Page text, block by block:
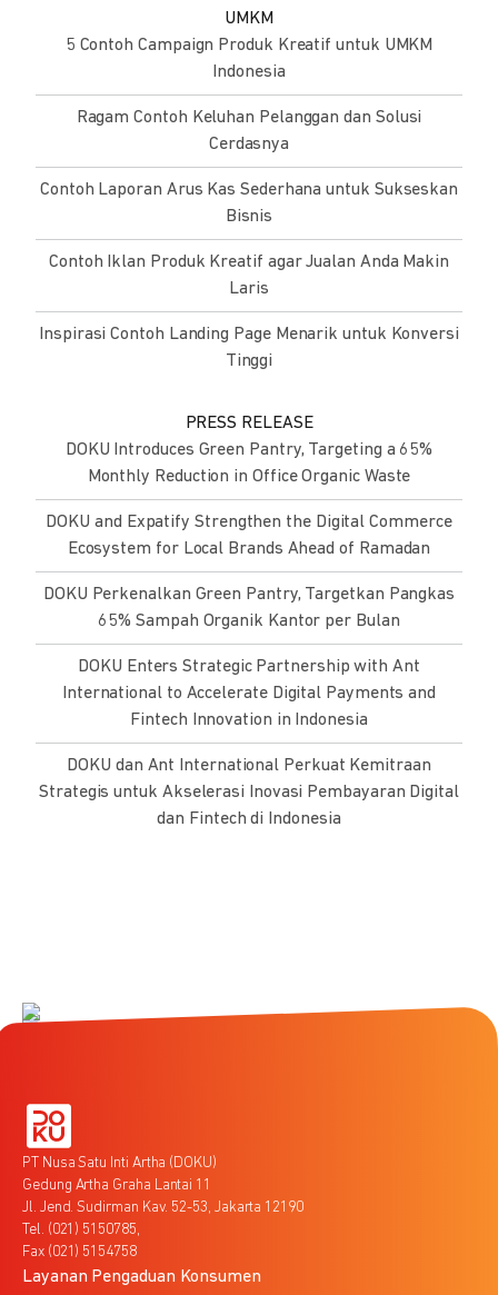
UMKM
5 Contoh Campaign Produk Kreatif untuk UMKM
Indonesia
Ragam Contoh Keluhan Pelanggan dan Solusi
Cerdasnya
Contoh Laporan Arus Kas Sederhana untuk Sukseskan
Bisnis
Contoh Iklan Produk Kreatif agar Jualan Anda Makin
Laris
Inspirasi Contoh Landing Page Menarik untuk Konversi
Tinggi
PRESS RELEASE
DOKU Introduces Green Pantry, Targeting a 65%
Monthly Reduction in Office Organic Waste
DOKU and Expatify Strengthen the Digital Commerce
Ecosystem for Local Brands Ahead of Ramadan
DOKU Perkenalkan Green Pantry, Targetkan Pangkas
65% Sampah Organik Kantor per Bulan
DOKU Enters Strategic Partnership with Ant
International to Accelerate Digital Payments and
Fintech Innovation in Indonesia
DOKU dan Ant International Perkuat Kemitraan
Strategis untuk Akselerasi Inovasi Pembayaran Digital
dan Fintech di Indonesia
PT Nusa Satu Inti Artha (DOKU)
Gedung Artha Graha Lantai 11
Jl. Jend. Sudirman Kav. 52-53, Jakarta 12190
Tel. (021) 5150785,
Fax (021) 5154758
Layanan Pengaduan Konsumen